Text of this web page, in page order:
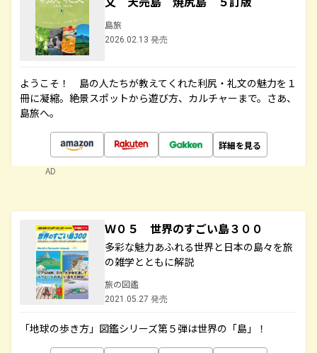
島旅
2026.02.13 発売
ようこそ！ 島の人たちが教えてくれた利尻・礼文の魅力を１
冊に凝縮。絶景スポットから遊び方、カルチャーまで。さあ、
島旅へ。
詳細を見る
AD
Ｗ０５ 世界のすごい島３００
多彩な魅力あふれる世界と日本の島々を旅
の雑学とともに解説
旅の図鑑
2021.05.27 発売
「地球の歩き方」図鑑シリーズ第５弾は世界の「島」！